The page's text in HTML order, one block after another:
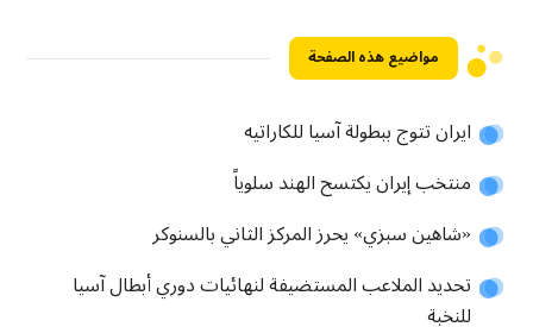
مواضيع هذه الصفحة
ايران تتوج ببطولة آسيا للکاراتیه
منتخب إيران يكتسح الهند سلوياً
«شاهين سبزي» يحرز المركز الثاني بالسنوكر
تحديد الملاعب المستضيفة لنهائيات دوري أبطال آسيا
للنخبة